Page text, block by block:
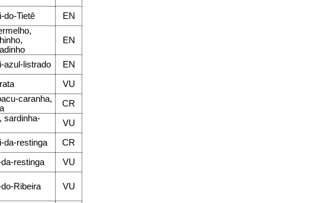
do-Tietê EN
EN
azul-listrado
EN
VU
caranha,
CR
sardinha-
VU
da-restinga
CR
restinga VU
Ribeira VU